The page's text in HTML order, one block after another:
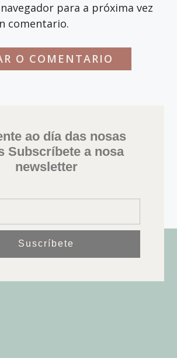
para a próxima vez
comentario.
ao día das nosas
Subscríbete a nosa
newsletter
Suscríbete